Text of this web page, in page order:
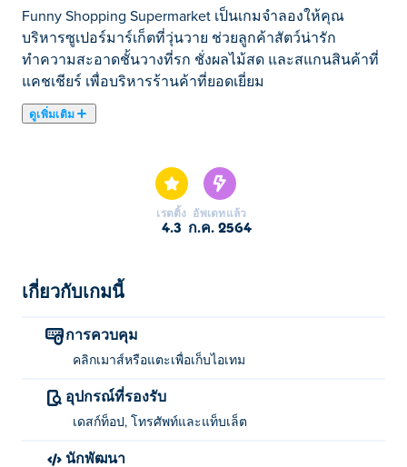
Funny Shopping Supermarket เป็นเกมจำลองให้คุณ
บริหารซูเปอร์มาร์เก็ตที่วุ่นวาย ช่วยลูกค้าสัตว์น่ารัก
ทำความสะอาดชั้นวางที่รก ชั่งผลไม้สด และสแกนสินค้าที่
แคชเชียร์ เพื่อบริหารร้านค้าที่ยอดเยี่ยม
ดูเพิ่มเติม
เรตติ้ง
4.3
อัพเดทแล้ว
ก.ค. 2564
เกี่ยวกับเกมนี้
การควบคุม
คลิกเมาส์หรือแตะเพื่อเก็บไอเทม
อุปกรณ์ที่รองรับ
เดสก์ท็อป, โทรศัพท์และแท็บเล็ต
นักพัฒนา